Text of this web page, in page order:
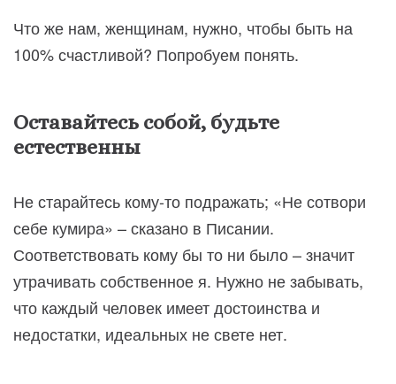
Что же нам, женщинам, нужно, чтобы быть на
100% счастливой? Попробуем понять.
Оставайтесь собой, будьте
естественны
Не старайтесь кому-то подражать; «Не сотвори
себе кумира» – сказано в Писании.
Соответствовать кому бы то ни было – значит
утрачивать собственное я. Нужно не забывать,
что каждый человек имеет достоинства и
недостатки, идеальных не свете нет.